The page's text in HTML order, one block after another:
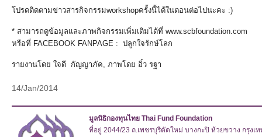
โปรดติดตามข่าวสารกิจกรรมworkshopครั้งนี้ได้ในตอนต่อไปนะคะ :)
* สามารถดูข้อมูลและภาพกิจกรรมเพิ่มเติมได้ที่ www.scbfoundation.com
หรือที่ FACEBOOK FANPAGE : ปลูกใจรักษ์โลก
รายงานโดย ใจดี กัญญาภัค, ภาพโดย อิ๋ว รฐา
14/Jan/2014
มูลนิธิกองทุนไทย Thai Fund Foundation
ที่อยู่ 2044/23 ถ.เพชรบุรีตัดใหม่ บางกะปิ ห้วยขวาง กรุงเ